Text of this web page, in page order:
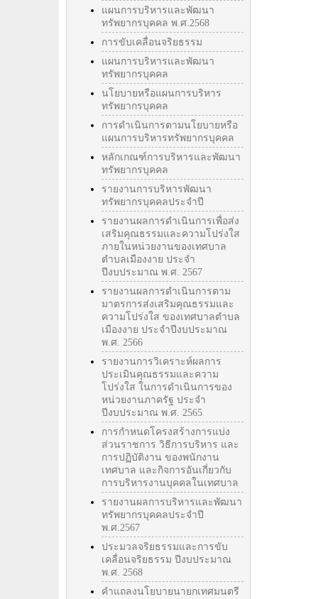
แผนการบริหารและพัฒนา
ทรัพยากรบุคคล พ.ศ.2568
การขับเคลื่อนจริยธรรม
แผนการบริหารและพัฒนา
ทรัพยากรบุคคล
นโยบายหรือแผนการบริหาร
ทรัพยากรบุคคล
การดำเนินการตามนโยบายหรือ
แผนการบริหารทรัพยากรบุคคล
หลักเกณฑ์การบริหารและพัฒนา
ทรัพยากรบุคคล
รายงานการบริหารพัฒนา
ทรัพยากรบุคคลประจำปี
รายงานผลการดำเนินการเพื่อส่ง
เสริมคุณธรรมและความโปร่งใส
ภายในหน่วยงานของเทศบาล
ตำบลเมืองงาย ประจำ
ปีงบประมาณ พ.ศ. 2567
รายงานผลการดำเนินการตาม
มาตรการส่งเสริมคุณธรรมและ
ความโปร่งใส ของเทศบาลตำบล
เมืองงาย ประจำปีงบประมาณ
พ.ศ. 2566
รายงานการวิเคราะห์ผลการ
ประเมินคุณธรรมและความ
โปร่งใส ในการดำเนินการของ
หน่วยงานภาครัฐ ประจำ
ปีงบประมาณ พ.ศ. 2565
การกำหนดโครงสร้างการแบ่ง
ส่วนราชการ วิธีการบริหาร และ
การปฏิบัติงาน ของพนักงาน
เทศบาล และกิจการอันเกี่ยวกับ
การบริหารงานบุคคลในเทศบาล
รายงานผลการบริหารและพัฒนา
ทรัพยากรบุคคลประจำปี
พ.ศ.2567
ประมวลจริยธรรมและการขับ
เคลื่อนจริยธรรม ปีงบประมาณ
พ.ศ. 2568
คำแถลงนโยบายนายกเทศมนตรี